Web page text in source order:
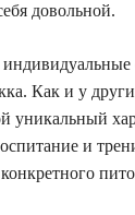
довольной.
Как и у
уникальный
и